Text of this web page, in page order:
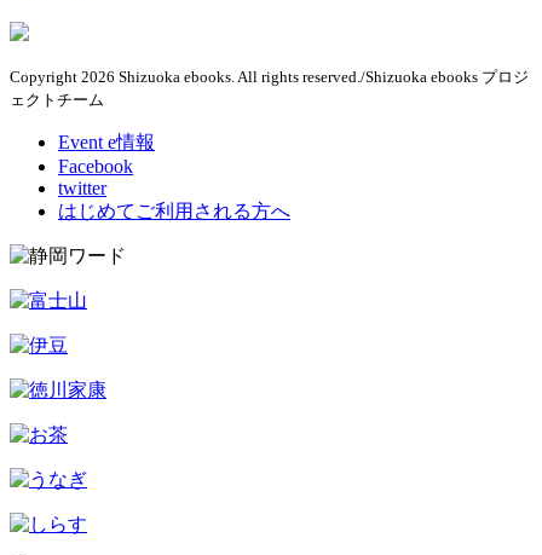
Copyright 2026 Shizuoka ebooks. All rights reserved./Shizuoka ebooks プロジ
ェクトチーム
Event e情報
Facebook
twitter
はじめてご利用される方へ